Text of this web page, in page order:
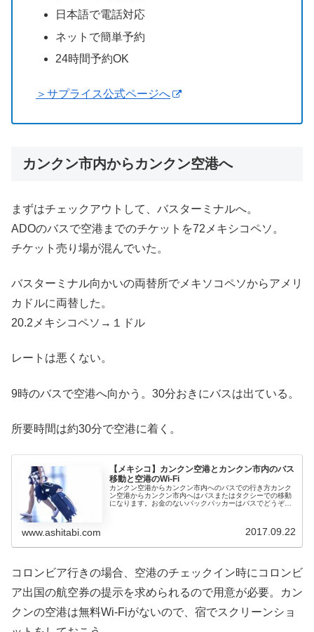
日本語で電話対応
ネットで簡単予約
24時間予約OK
＞サプライス公式ページへ
カンクン市内からカンクン空港へ
まずはチェックアウトして、バスターミナルへ。
ADOのバスで空港までのチケットを72メキシコペソ。
チケット売り場が混んでいた。
バスターミナル向かいの両替所でメキソコペソからアメリ
カドルに両替した。
20.2メキシコペソ→１ドル
レートは悪くない。
9時のバスで空港へ向かう。30分おきにバスは出ている。
所要時間は約30分で空港に着く。
【メキシコ】カンクン空港とカンクン市内のバス
移動と空港のWi-Fi
カンクン空港からカンクン市内へのバスでの行き方カンク
ン空港からカンクン市内へはバスまたはタクシーでの移動
になります。お金のないバックパッカーはバスでどうぞ。
www.ashitabi.com 2017.09.22
コロンビア行きの場合、空港のチェックイン時にコロンビ
ア出国の航空券の提示を求められるので用意が必要。カン
クンの空港は無料Wi-Fiがないので、宿でスクリーンショ